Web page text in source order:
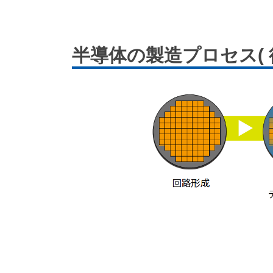
半導体の製造プロセス(